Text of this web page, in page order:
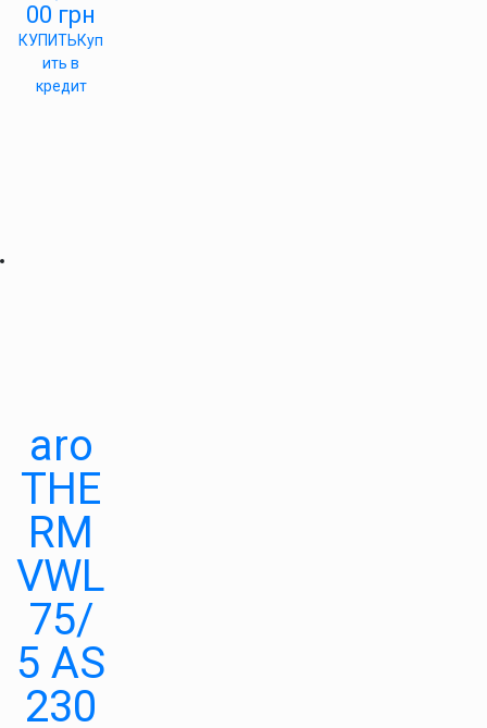
00 грн
КУПИТЬКуп
ить в
кредит
aro
THE
RM
VWL
75/
5 AS
230